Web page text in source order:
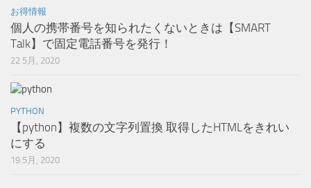
お得情報
個人の携帯番号を知られたくないときは【SMART
Talk】で固定電話番号を発行！
22 5月, 2020
PYTHON
【python】複数の文字列置換 取得したHTMLをきれい
にする
19 5月, 2020